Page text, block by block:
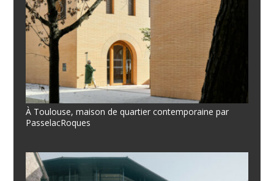
À Toulouse, maison de quartier contemporaine par
PasselacRoques